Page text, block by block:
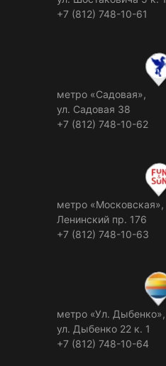
+7 (812) 748-10-61
метро «Садовая»,
ул. Садовая 38
+7 (812) 748-10-62
метро «Московская»,
Ленинский пр. 176
+7 (812) 748-10-63
метро «Ул. Дыбенко»,
ул. Дыбенко 22 к. 1
+7 (812) 748-10-64